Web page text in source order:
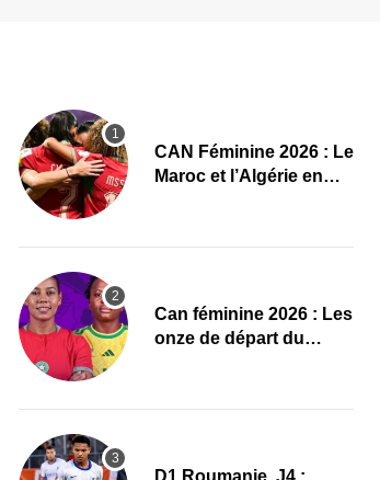
CAN Féminine 2026 : Le
Maroc et l’Algérie en
‎Can féminine 2026 : Les
onze de départ du
D1 Roumanie, J4 :